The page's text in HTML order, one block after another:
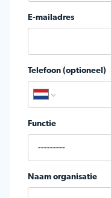
E-mailadres
Telefoon (optioneel)
Functie
Naam organisatie